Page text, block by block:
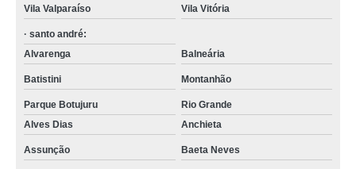
Vila Valparaíso Vila Vitória
· santo andré:
Alvarenga
Balneária
Batistini Montanhão
Parque Botujuru
Rio Grande
Alves Dias
Anchieta
Assunção Baeta Neves